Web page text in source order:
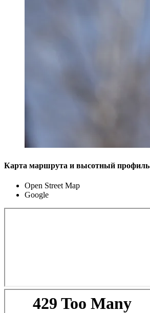
Карта маршрута и высотный профиль
Open Street Map
Google